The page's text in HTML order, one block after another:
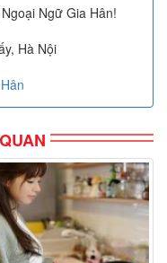
Ngữ Gia Hân!
Hà Nội